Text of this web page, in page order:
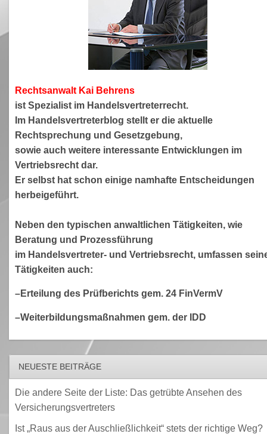
Rechtsanwalt Kai Behrens
ist Spezialist im Handelsvertreterrecht.
Im Handelsvertreterblog stellt er die aktuelle
Rechtsprechung und Gesetzgebung,
sowie auch weitere interessante Entwicklungen im
Vertriebsrecht dar.
Er selbst hat schon einige namhafte Entscheidungen
herbeigeführt.
Neben den typischen anwaltlichen Tätigkeiten, wie
Beratung und Prozessführung
im Handelsvertreter- und Vertriebsrecht, umfassen
Tätigkeiten auch:
–Erteilung des Prüfberichts gem. 24 FinVermV
–Weiterbildungsmaßnahmen gem. der IDD
NEUESTE BEITRÄGE
Die andere Seite der Liste: Das getrübte Ansehen des
Versicherungsvertreters
Ist „Raus aus der Auschließlichkeit“ stets der richtige Weg?